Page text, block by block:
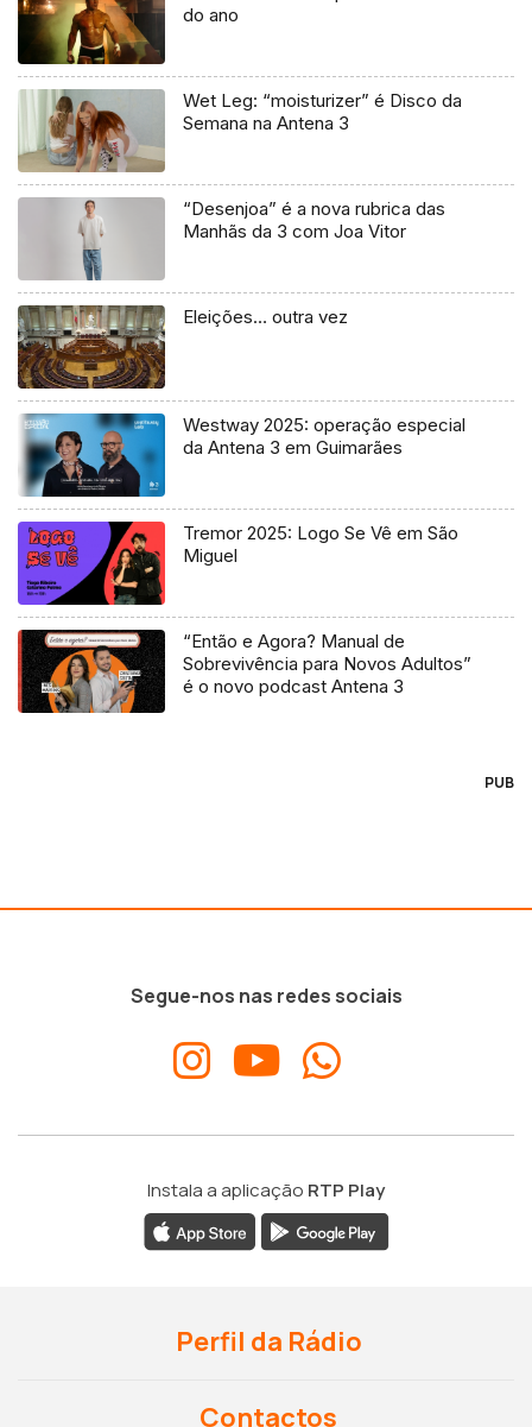
do ano
Wet Leg: “moisturizer” é Disco da
Semana na Antena 3
“Desenjoa” é a nova rubrica das
Manhãs da 3 com Joa Vitor
Eleições… outra vez
Westway 2025: operação especial
da Antena 3 em Guimarães
Tremor 2025: Logo Se Vê em São
Miguel
“Então e Agora? Manual de
Sobrevivência para Novos Adultos”
é o novo podcast Antena 3
PUB
Segue-nos nas redes sociais
Instala a aplicação RTP Play
Perfil da Rádio
Contactos